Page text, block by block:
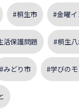
#桐生市 #金曜
活保護問題 #桐生
#みどり市 #学びの